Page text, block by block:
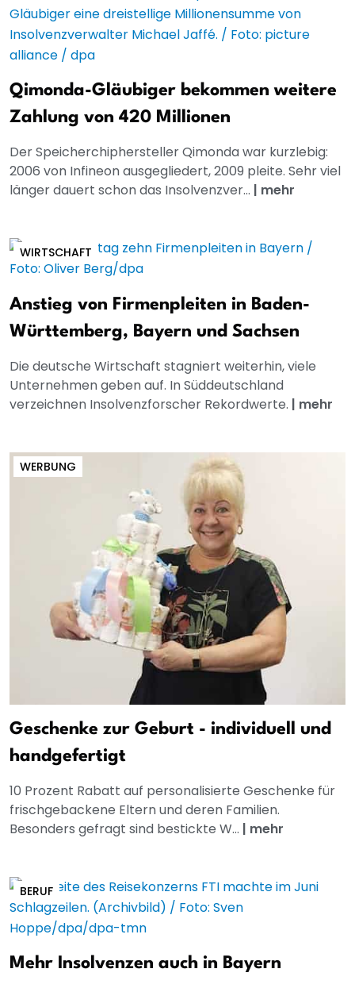
Qimonda-Gläubiger bekommen weitere
Zahlung von 420 Millionen
Der Speicherchiphersteller Qimonda war kurzlebig:
2006 von Infineon ausgegliedert, 2009 pleite. Sehr viel
länger dauert schon das Insolvenzver... | mehr
WIRTSCHAFT
Anstieg von Firmenpleiten in Baden-
Württemberg, Bayern und Sachsen
Die deutsche Wirtschaft stagniert weiterhin, viele
Unternehmen geben auf. In Süddeutschland
verzeichnen Insolvenzforscher Rekordwerte. | mehr
WERBUNG
Geschenke zur Geburt - individuell und
handgefertigt
10 Prozent Rabatt auf personalisierte Geschenke für
frischgebackene Eltern und deren Familien.
Besonders gefragt sind bestickte W... | mehr
BERUF
Mehr Insolvenzen auch in Bayern